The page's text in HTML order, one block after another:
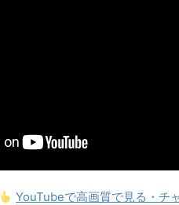
YouTubeで高画質で見る・チ